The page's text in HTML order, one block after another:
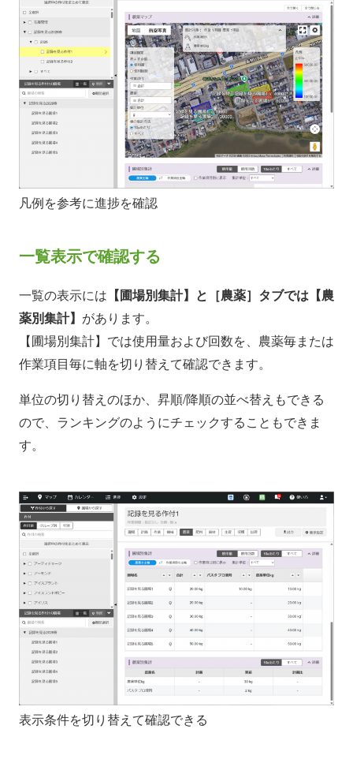
凡例を参考に進捗を確認
一覧表示で確認する
一覧の表示には 【圃場別集計】と［農薬］タブでは【農
薬別集計】 があります。
【圃場別集計】では使用量および回数を、農薬毎または
作業項目毎に軸を切り替えて確認できます。
単位の切り替えのほか、昇順/降順の並べ替えもできる
ので、ランキングのようにチェックすることもできま
す。
表示条件を切り替えて確認できる